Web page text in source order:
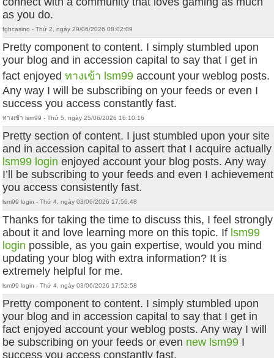
as you do.
fghcasino - Thứ 2, ngày 29/06/2026 08:02:09
Pretty component to content. I simply stumbled upon
your blog and in accession capital to say that I get in
fact enjoyedทางเข้า lsm99 account your weblog posts.
Any way I will be subscribing on your feeds or even I
success you access constantly fast.
ทางเข้า lsm99 - Thứ 5, ngày 25/06/2026 16:10:16
Pretty section of content. I just stumbled upon your site
and in accession capital to assert that I acquire actually
lsm99 login enjoyed account your blog posts. Any way
I’ll be subscribing to your feeds and even I achievement
you access consistently fast.
lsm99 login - Thứ 4, ngày 03/06/2026 17:56:48
Thanks for taking the time to discuss this, I feel strongly
about it and love learning more on this topic. If lsm99
login possible, as you gain expertise, would you mind
updating your blog with extra information? It is
extremely helpful for me.
lsm99 login - Thứ 4, ngày 03/06/2026 17:52:58
Pretty component to content. I simply stumbled upon
your blog and in accession capital to say that I get in
fact enjoyed account your weblog posts. Any way I will
be subscribing on your feeds or even new lsm99 I
success you access constantly fast.